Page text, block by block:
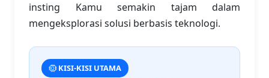
insting Kamu semakin tajam dalam
mengeksplorasi solusi berbasis teknologi.
KISI-KISI UTAMA